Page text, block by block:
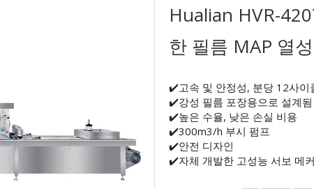
Hualian HVR-
한 필름 MAP 열
✔️고속 및 안정성, 분당 12사이
✔️강성 필름 포장용으로 설계됨
✔️높은 수율, 낮은 손실 비용
✔️300m3/h 부시 펌프
✔️안전 디자인
✔️자체 개발한 고성능 서보 메